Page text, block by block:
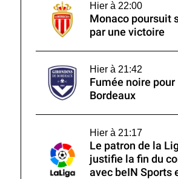
Hier à 22:00
Monaco poursuit
par une victoire
Hier à 21:42
Fumée noire pour
Bordeaux
Hier à 21:17
Le patron de la
justifie la fin du
avec beIN Sports